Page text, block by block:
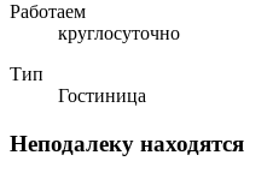
Работаем
круглосуточно
Тип
Гостиница
Неподалеку находятся